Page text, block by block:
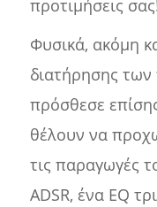
προτιμήσεις
Φυσικά, ακόμη
διατήρησης
πρόσθεσε
θέλουν να
τις παραγωγές
ADSR, ένα EQ